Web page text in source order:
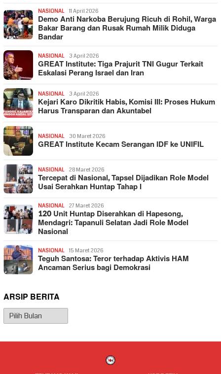
NASIONAL 11 April 2026
Demo Anti Narkoba Berujung Ricuh di Rohil, Warga
Bakar Barang dan Rusak Rumah Milik Diduga
Bandar
NASIONAL 3 April 2026
GREAT Institute: Tiga Prajurit TNI Gugur Terkait
Eskalasi Perang Israel dan Iran
NASIONAL 3 April 2026
Kejari Karo Dikritik Habis, Komisi III: Proses Hukum
Harus Transparan dan Akuntabel
NASIONAL 30 Maret 2026
GREAT Institute Kecam Serangan IDF ke UNIFIL
NASIONAL 28 Maret 2026
Tercepat di Nasional, Tapsel Dijadikan Role Model
Usai Serahkan Huntap Tahap I
NASIONAL 27 Maret 2026
120 Unit Huntap Diserahkan di Hapesong,
Mendagri: Tapanuli Selatan Jadi Role Model
Nasional
NASIONAL 15 Maret 2026
Teguh Santosa: Teror terhadap Aktivis HAM
Ancaman Serius bagi Demokrasi
ARSIP BERITA
Arsip
Berita